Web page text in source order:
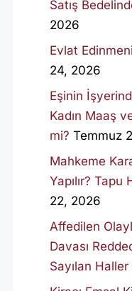
Satış
2026
Evlat
24, 2026
Eşinin
Kadın Maaş
mi? Temmuz
Mahkeme
Yapılır? Tapu
22, 2026
Affedilen
Davası
Sayılan Haller